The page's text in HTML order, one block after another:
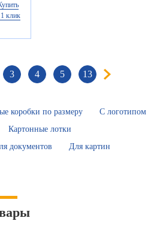
клик
3 4 5 13
коробки по размеру
С логотипом
Картонные лотки
документов Для картин